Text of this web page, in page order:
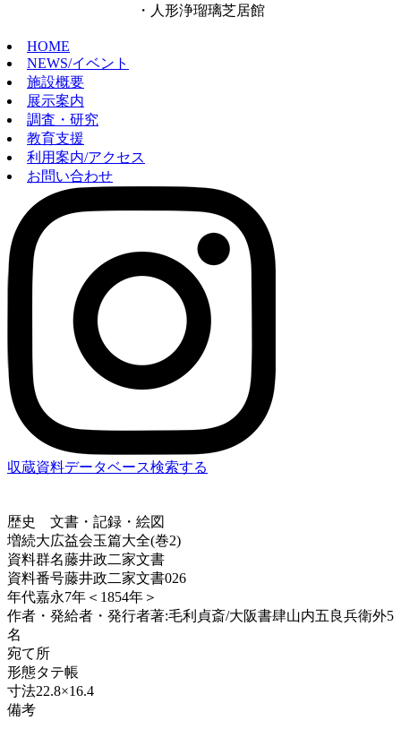
・人形浄瑠璃芝居館
HOME
NEWS/イベント
施設概要
展示案内
調査・研究
教育支援
利用案内/アクセス
お問い合わせ
収蔵資料データベース検索する
歴史
文書・記録・絵図
増続大広益会玉篇大全(巻2)
資料群名藤井政二家文書
資料番号藤井政二家文書026
年代嘉永7年＜1854年＞
作者・発給者・発行者著:毛利貞斎/大阪書肆山内五良兵衛外5
名
宛て所
形態タテ帳
寸法22.8×16.4
備考